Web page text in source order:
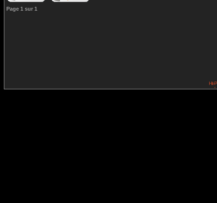
Page 1 sur 1